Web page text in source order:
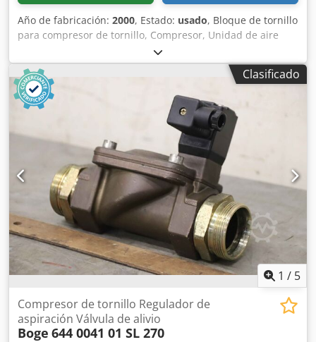
Año de fabricación: 2000, Estado: usado, Bloque de tornillo
para compresor de tornillo, Compresor, Unidad de aire
comprimido, Compresor de aire estacionario, Bloque de
tornillo, Compresor, Etapa del compresor -Fabricante:
Boge, etapa de compresor de tornillo del compresor tipo
SL 270 -Bloque de tornillo: Tipo BS 430 Dcodpfx Aspm
Thteirjk -Presión final: máx. 15,0 bar -Círculo de agujeros:
Ø 295 mm / M20 / Ø 740x22 mm -eje: Ø 100 x 200 mm -
Dimensiones: 1200/850/H790 mm -Peso: 917 kg
Clasificado
1 / 5
Compresor de tornillo Regulador de
aspiración Válvula de alivio
Boge 644 0041 01 SL 270